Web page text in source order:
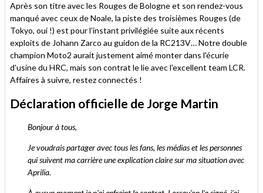
Après son titre avec les Rouges de Bologne et son rendez-vous
manqué avec ceux de Noale, la piste des troisièmes Rouges (de
Tokyo, oui !) est pour l'instant privilégiée suite aux récents
exploits de Johann Zarco au guidon de la RC213V… Notre double
champion Moto2 aurait justement aimé monter dans l'écurie
d'usine du HRC, mais son contrat le lie avec l'excellent team LCR.
Affaires à suivre, restez connectés !
Déclaration officielle de Jorge Martin
Bonjour à tous,
Je voudrais partager avec tous les fans, les médias et les personnes
qui suivent ma carrière une explication claire sur ma situation avec
Aprilia.